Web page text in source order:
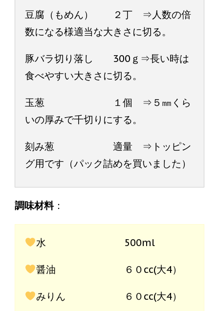
豆腐（もめん） ２丁 ⇒人数の倍
数になる様適当な大きさに切る。
豚バラ切り落し 300ｇ⇒長い時は
食べやすい大きさに切る。
玉葱 １個 ⇒５㎜くら
いの厚みで千切りにする。
刻み葱 適量 ⇒トッピン
グ用です（パック詰めを買いました）
調味材料：
水 500ml
醤油 ６０cc(大4）
みりん ６０cc(大4）